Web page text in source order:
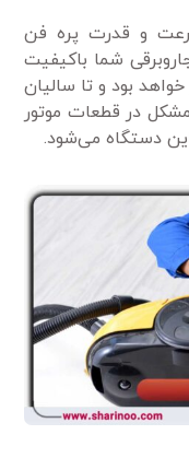
و قدرت پره فن
شما باکیفیت
بود و تا سالیان
در قطعات موتور
دستگاه می‌شود.